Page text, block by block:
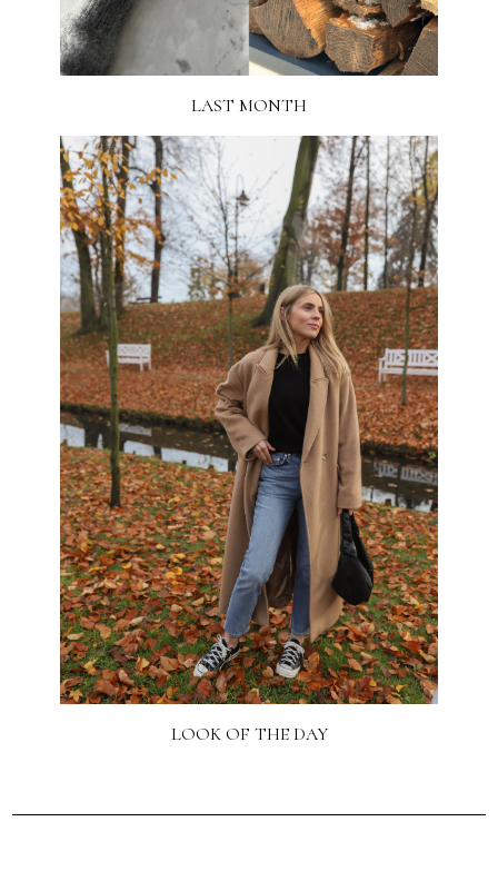
LAST MONTH
LOOK OF THE DAY